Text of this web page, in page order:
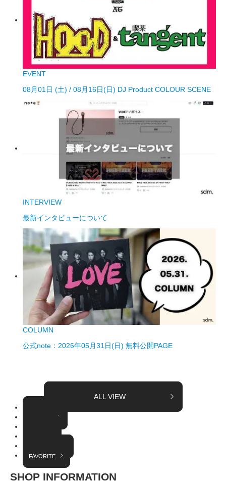
EVENT
08月01日 (土) / 08月16日(日) DJ Product COLOUR SCENE
INTERVIEW
最新インタビューについて
COLUMN
公式note：2026年05月31日(日) 無料公開PAGE
ALL VIEW
FAVORITE
SHOP INFORMATION